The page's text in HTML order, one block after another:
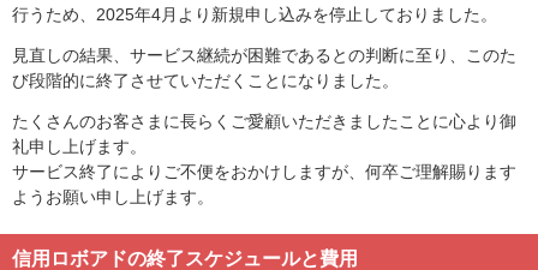
行うため、2025年4月より新規申し込みを停止しておりました。
見直しの結果、サービス継続が困難であるとの判断に至り、このた
び段階的に終了させていただくことになりました。
たくさんのお客さまに長らくご愛顧いただきましたことに心より御
礼申し上げます。
サービス終了によりご不便をおかけしますが、何卒ご理解賜ります
ようお願い申し上げます。
信用ロボアドの終了スケジュールと費用